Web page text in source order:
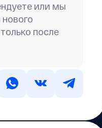
или мы
после